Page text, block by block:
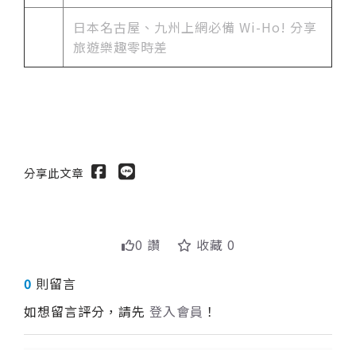
日本名古屋、九州上網必備 Wi-Ho! 分享
旅遊樂趣零時差
分享此文章
0 讚 收藏 0
0 則留言
如想留言評分，請先 登入會員 ！